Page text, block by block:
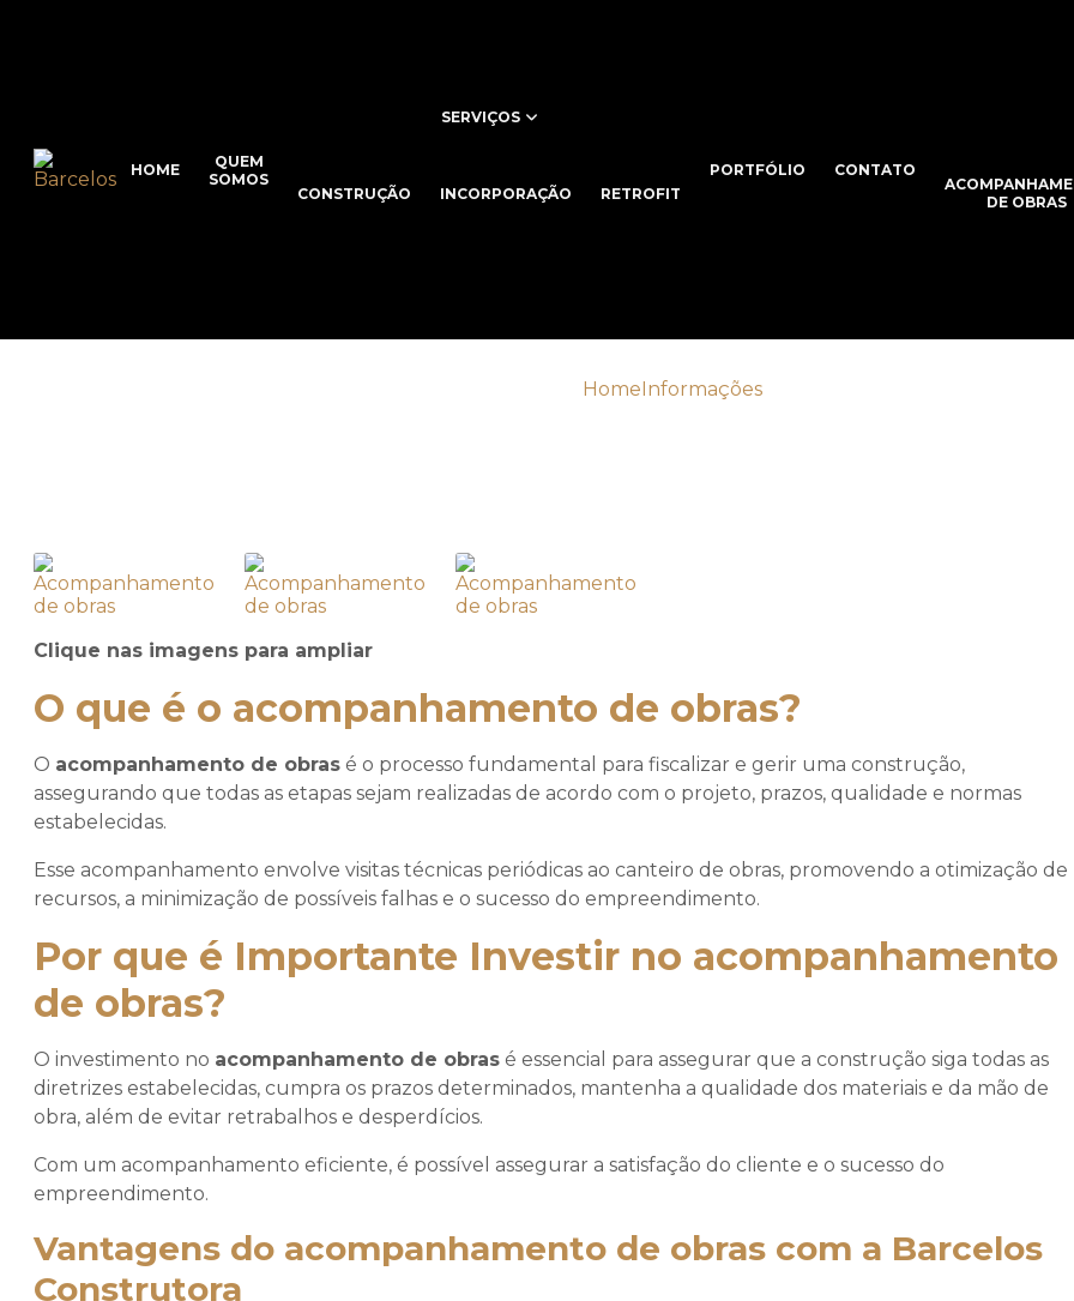
HOME
QUEM
SOMOS
SERVIÇOS
CONSTRUÇÃO INCORPORAÇÃO RETROFIT
PORTFÓLIO
CONTATO
DE OBRAS
HomeInformaçõesAcompanhamento de obras
Clique nas imagens para ampliar
O que é o acompanhamento de obras?
O acompanhamento de obras é o processo fundamental para fiscalizar e gerir uma construção,
assegurando que todas as etapas sejam realizadas de acordo com o projeto, prazos, qualidade e normas
estabelecidas.
Esse acompanhamento envolve visitas técnicas periódicas ao canteiro de obras, promovendo a otimização de
recursos, a minimização de possíveis falhas e o sucesso do empreendimento.
Por que é Importante Investir no acompanhamento
de obras?
O investimento no acompanhamento de obras é essencial para assegurar que a construção siga todas as
diretrizes estabelecidas, cumpra os prazos determinados, mantenha a qualidade dos materiais e da mão de
obra, além de evitar retrabalhos e desperdícios.
Com um acompanhamento eficiente, é possível assegurar a satisfação do cliente e o sucesso do
empreendimento.
Vantagens do acompanhamento de obras com a Barcelos
Construtora